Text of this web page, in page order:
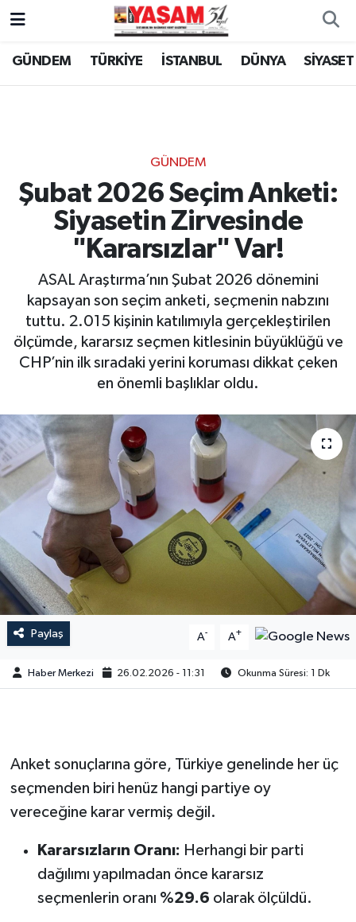
GÜNDEM TÜRKİYE İSTANBUL DÜNYA SİYASET
GÜNDEM
Şubat 2026 Seçim Anketi:
Siyasetin Zirvesinde
"Kararsızlar" Var!
ASAL Araştırma’nın Şubat 2026 dönemini
kapsayan son seçim anketi, seçmenin nabzını
tuttu. 2.015 kişinin katılımıyla gerçekleştirilen
ölçümde, kararsız seçmen kitlesinin büyüklüğü ve
CHP’nin ilk sıradaki yerini koruması dikkat çeken
en önemli başlıklar oldu.
Paylaş A- A+
Haber Merkezi 26.02.2026 - 11:31 Okunma Süresi: 1 Dk
Anket sonuçlarına göre, Türkiye genelinde her üç
seçmenden biri henüz hangi partiye oy
vereceğine karar vermiş değil.
Kararsızların Oranı: Herhangi bir parti
dağılımı yapılmadan önce kararsız
seçmenlerin oranı %29.6 olarak ölçüldü.